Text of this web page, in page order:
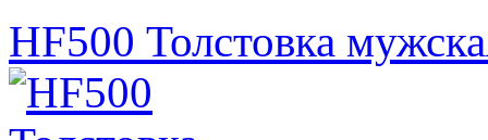
HF500 Толстовка